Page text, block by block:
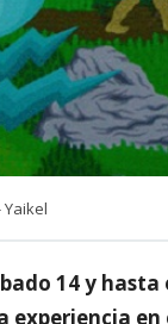
14 y
experiencia